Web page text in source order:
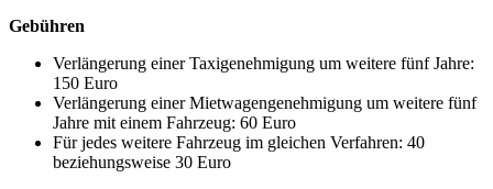
Gebühren
Verlängerung einer Taxigenehmigung um weitere fünf Jahre:
150 Euro
Verlängerung einer Mietwagengenehmigung um weitere fünf
Jahre mit einem Fahrzeug: 60 Euro
Für jedes weitere Fahrzeug im gleichen Verfahren: 40
beziehungsweise 30 Euro